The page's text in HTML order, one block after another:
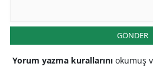
GÖNDER
Yorum yazma kurallarını okumuş